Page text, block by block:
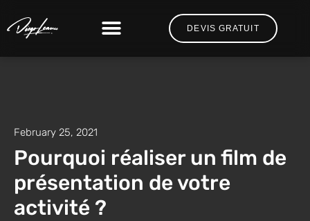
DEVIS GRATUIT
February 25, 2021
Pourquoi réaliser un film de
présentation de votre
activité ?